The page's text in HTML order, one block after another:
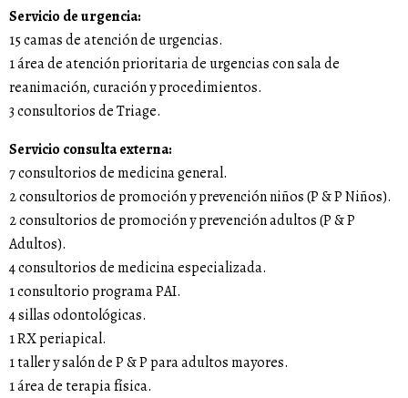
Servicio de urgencia:
15 camas de atención de urgencias.
1 área de atención prioritaria de urgencias con sala de
reanimación, curación y procedimientos.
3 consultorios de Triage.
Servicio consulta externa:
7 consultorios de medicina general.
2 consultorios de promoción y prevención niños (P & P Niños).
2 consultorios de promoción y prevención adultos (P & P
Adultos).
4 consultorios de medicina especializada.
1 consultorio programa PAI.
4 sillas odontológicas.
1 RX periapical.
1 taller y salón de P & P para adultos mayores.
1 área de terapia física.